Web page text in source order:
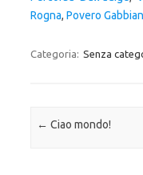
Rogna, Povero
Categoria: Senza
Navigazione articolo
← Ciao mondo!